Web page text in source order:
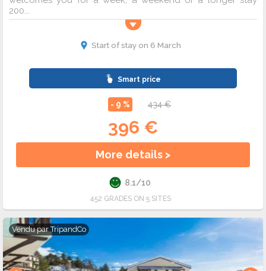
200...
Start of stay on 6 March
Smart price
- 9 % 434 €
396 €
More details >
8.1/10
452 GRADES ON 5 SITES
Vendu parTripandCo